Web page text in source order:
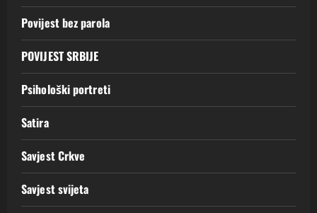
Povijest bez parola
POVIJEST SRBIJE
Psihološki portreti
Satira
Savjest Crkve
Savjest svijeta